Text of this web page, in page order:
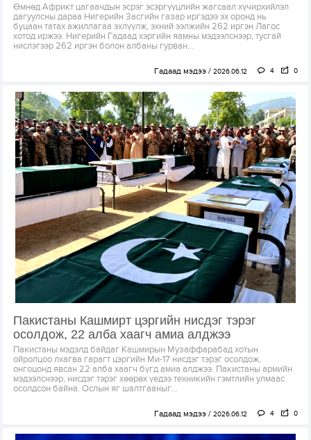
Өмнөд Африкт цагаачдын эсрэг эсэргүүцлийн жагсаал хүчирхийлэл
дагуулсны дараа Нигерийн Засгийн газар иргэдээ эх оронд нь
буцаан татах ажиллагаа эхлүүлж, эхний ээлжийн 262 иргэн Лагос
хотод иржээ. Нигерийн Гадаад хэргийн яамны мэдээлснээр, тусгай
нислэгээр 262 иргэн болон албаны гурван...
Гадаад мэдээ 2026.06.12 4 0
Пакистаны Кашмирт цэргийн нисдэг тэрэг
осолдож, 22 алба хаагч амиа алджээ
Пакистаны мэдэлд байдаг Кашмирын Музаффарабад хотын
ойролцоо лхагва гарагт цэргийн Ми-17 нисдэг тэрэг осолдож,
онгоцонд явсан 22 алба хаагч бүгд амиа алджээ. Пакистаны армийн
мэдээлснээр, нисдэг тэрэг хөөрөх үедээ техникийн гэмтлийн улмаас
осолдсон байна. Ослын яг шалтгааныг...
Гадаад мэдээ 2026.06.12 4 0